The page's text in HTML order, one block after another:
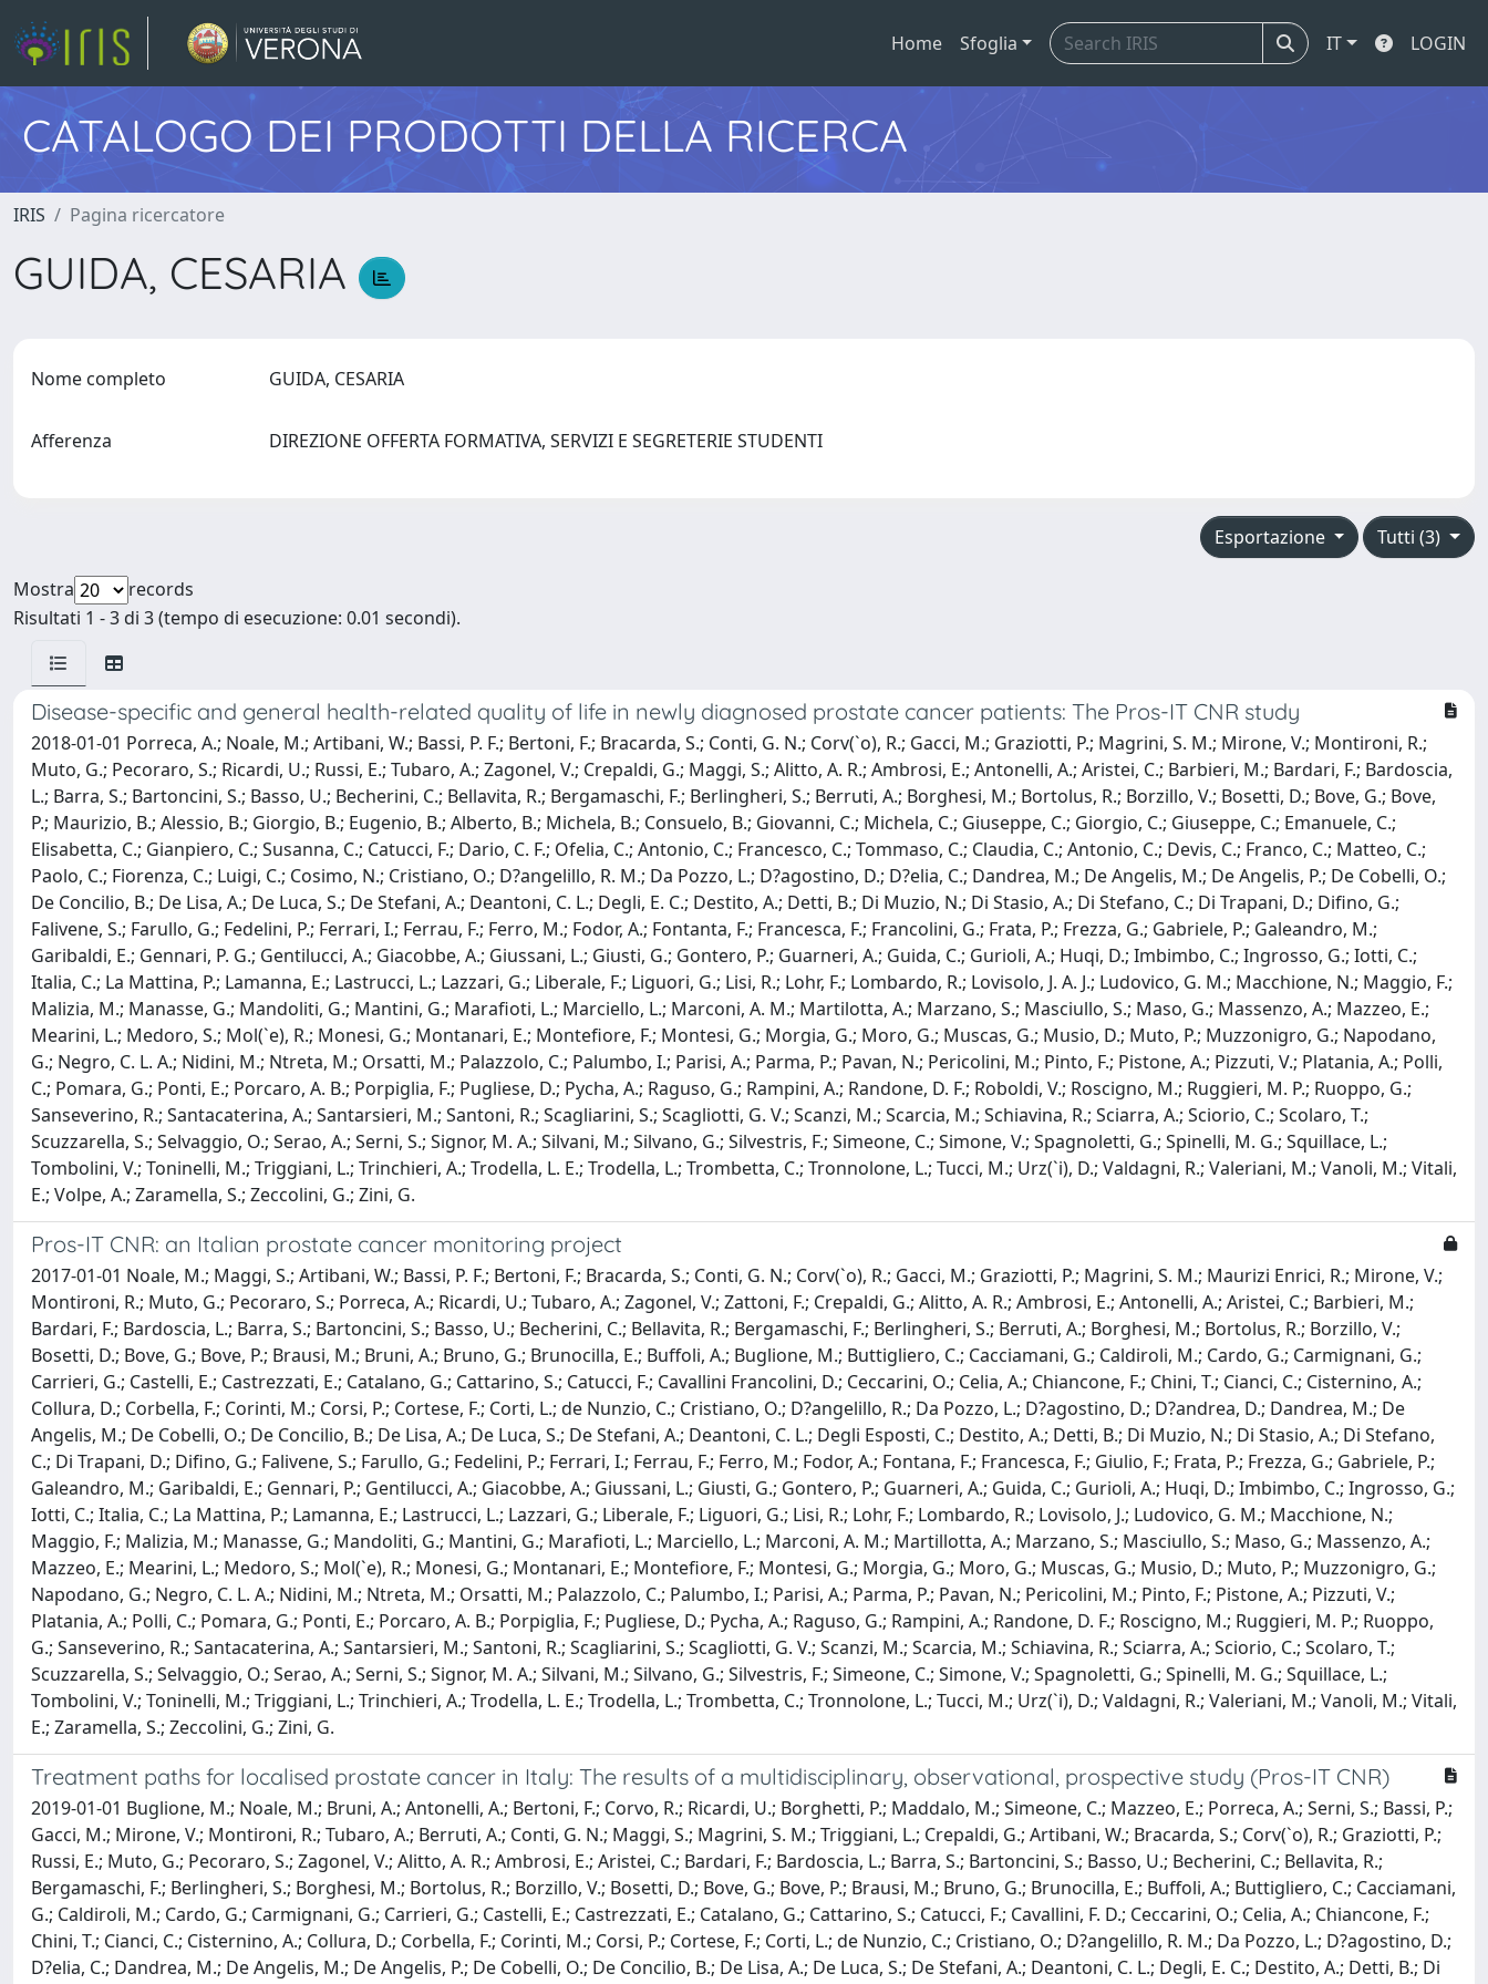
Home Sfoglia IT LOGIN
CATALOGO DEI PRODOTTI DELLA RICERCA
IRIS Pagina ricercatore
GUIDA, CESARIA
Nome completo GUIDA, CESARIA
Afferenza DIREZIONE OFFERTA FORMATIVA, SERVIZI E SEGRETERIE STUDENTI
Tutti (3)
Esportazione
Mostra
records
Risultati 1 - 3 di 3 (tempo di esecuzione: 0.01 secondi).
Disease-specific and general health-related quality of life in newly diagnosed prostate cancer patients: The Pros-IT CNR study
2018-01-01 Porreca, A.; Noale, M.; Artibani, W.; Bassi, P. F.; Bertoni, F.; Bracarda, S.; Conti, G. N.; Corv(`o), R.; Gacci, M.; Graziotti, P.; Magrini, S. M.; Mirone, V.; Montironi, R.;
Muto, G.; Pecoraro, S.; Ricardi, U.; Russi, E.; Tubaro, A.; Zagonel, V.; Crepaldi, G.; Maggi, S.; Alitto, A. R.; Ambrosi, E.; Antonelli, A.; Aristei, C.; Barbieri, M.; Bardari, F.; Bardoscia,
L.; Barra, S.; Bartoncini, S.; Basso, U.; Becherini, C.; Bellavita, R.; Bergamaschi, F.; Berlingheri, S.; Berruti, A.; Borghesi, M.; Bortolus, R.; Borzillo, V.; Bosetti, D.; Bove, G.; Bove,
P.; Maurizio, B.; Alessio, B.; Giorgio, B.; Eugenio, B.; Alberto, B.; Michela, B.; Consuelo, B.; Giovanni, C.; Michela, C.; Giuseppe, C.; Giorgio, C.; Giuseppe, C.; Emanuele, C.;
Elisabetta, C.; Gianpiero, C.; Susanna, C.; Catucci, F.; Dario, C. F.; Ofelia, C.; Antonio, C.; Francesco, C.; Tommaso, C.; Claudia, C.; Antonio, C.; Devis, C.; Franco, C.; Matteo, C.;
Paolo, C.; Fiorenza, C.; Luigi, C.; Cosimo, N.; Cristiano, O.; D?angelillo, R. M.; Da Pozzo, L.; D?agostino, D.; D?elia, C.; Dandrea, M.; De Angelis, M.; De Angelis, P.; De Cobelli, O.;
De Concilio, B.; De Lisa, A.; De Luca, S.; De Stefani, A.; Deantoni, C. L.; Degli, E. C.; Destito, A.; Detti, B.; Di Muzio, N.; Di Stasio, A.; Di Stefano, C.; Di Trapani, D.; Difino, G.;
Falivene, S.; Farullo, G.; Fedelini, P.; Ferrari, I.; Ferrau, F.; Ferro, M.; Fodor, A.; Fontanta, F.; Francesca, F.; Francolini, G.; Frata, P.; Frezza, G.; Gabriele, P.; Galeandro, M.;
Garibaldi, E.; Gennari, P. G.; Gentilucci, A.; Giacobbe, A.; Giussani, L.; Giusti, G.; Gontero, P.; Guarneri, A.; Guida, C.; Gurioli, A.; Huqi, D.; Imbimbo, C.; Ingrosso, G.; Iotti, C.;
Italia, C.; La Mattina, P.; Lamanna, E.; Lastrucci, L.; Lazzari, G.; Liberale, F.; Liguori, G.; Lisi, R.; Lohr, F.; Lombardo, R.; Lovisolo, J. A. J.; Ludovico, G. M.; Macchione, N.; Maggio, F.;
Malizia, M.; Manasse, G.; Mandoliti, G.; Mantini, G.; Marafioti, L.; Marciello, L.; Marconi, A. M.; Martilotta, A.; Marzano, S.; Masciullo, S.; Maso, G.; Massenzo, A.; Mazzeo, E.;
Mearini, L.; Medoro, S.; Mol(`e), R.; Monesi, G.; Montanari, E.; Montefiore, F.; Montesi, G.; Morgia, G.; Moro, G.; Muscas, G.; Musio, D.; Muto, P.; Muzzonigro, G.; Napodano,
G.; Negro, C. L. A.; Nidini, M.; Ntreta, M.; Orsatti, M.; Palazzolo, C.; Palumbo, I.; Parisi, A.; Parma, P.; Pavan, N.; Pericolini, M.; Pinto, F.; Pistone, A.; Pizzuti, V.; Platania, A.; Polli,
C.; Pomara, G.; Ponti, E.; Porcaro, A. B.; Porpiglia, F.; Pugliese, D.; Pycha, A.; Raguso, G.; Rampini, A.; Randone, D. F.; Roboldi, V.; Roscigno, M.; Ruggieri, M. P.; Ruoppo, G.;
Sanseverino, R.; Santacaterina, A.; Santarsieri, M.; Santoni, R.; Scagliarini, S.; Scagliotti, G. V.; Scanzi, M.; Scarcia, M.; Schiavina, R.; Sciarra, A.; Sciorio, C.; Scolaro, T.;
Scuzzarella, S.; Selvaggio, O.; Serao, A.; Serni, S.; Signor, M. A.; Silvani, M.; Silvano, G.; Silvestris, F.; Simeone, C.; Simone, V.; Spagnoletti, G.; Spinelli, M. G.; Squillace, L.;
Tombolini, V.; Toninelli, M.; Triggiani, L.; Trinchieri, A.; Trodella, L. E.; Trodella, L.; Trombetta, C.; Tronnolone, L.; Tucci, M.; Urz(`i), D.; Valdagni, R.; Valeriani, M.; Vanoli, M.; Vitali,
E.; Volpe, A.; Zaramella, S.; Zeccolini, G.; Zini, G.
Pros-IT CNR: an Italian prostate cancer monitoring project
2017-01-01 Noale, M.; Maggi, S.; Artibani, W.; Bassi, P. F.; Bertoni, F.; Bracarda, S.; Conti, G. N.; Corv(`o), R.; Gacci, M.; Graziotti, P.; Magrini, S. M.; Maurizi Enrici, R.; Mirone, V.;
Montironi, R.; Muto, G.; Pecoraro, S.; Porreca, A.; Ricardi, U.; Tubaro, A.; Zagonel, V.; Zattoni, F.; Crepaldi, G.; Alitto, A. R.; Ambrosi, E.; Antonelli, A.; Aristei, C.; Barbieri, M.;
Bardari, F.; Bardoscia, L.; Barra, S.; Bartoncini, S.; Basso, U.; Becherini, C.; Bellavita, R.; Bergamaschi, F.; Berlingheri, S.; Berruti, A.; Borghesi, M.; Bortolus, R.; Borzillo, V.;
Bosetti, D.; Bove, G.; Bove, P.; Brausi, M.; Bruni, A.; Bruno, G.; Brunocilla, E.; Buffoli, A.; Buglione, M.; Buttigliero, C.; Cacciamani, G.; Caldiroli, M.; Cardo, G.; Carmignani, G.;
Carrieri, G.; Castelli, E.; Castrezzati, E.; Catalano, G.; Cattarino, S.; Catucci, F.; Cavallini Francolini, D.; Ceccarini, O.; Celia, A.; Chiancone, F.; Chini, T.; Cianci, C.; Cisternino, A.;
Collura, D.; Corbella, F.; Corinti, M.; Corsi, P.; Cortese, F.; Corti, L.; de Nunzio, C.; Cristiano, O.; D?angelillo, R.; Da Pozzo, L.; D?agostino, D.; D?andrea, D.; Dandrea, M.; De
Angelis, M.; De Cobelli, O.; De Concilio, B.; De Lisa, A.; De Luca, S.; De Stefani, A.; Deantoni, C. L.; Degli Esposti, C.; Destito, A.; Detti, B.; Di Muzio, N.; Di Stasio, A.; Di Stefano,
C.; Di Trapani, D.; Difino, G.; Falivene, S.; Farullo, G.; Fedelini, P.; Ferrari, I.; Ferrau, F.; Ferro, M.; Fodor, A.; Fontana, F.; Francesca, F.; Giulio, F.; Frata, P.; Frezza, G.; Gabriele, P.;
Galeandro, M.; Garibaldi, E.; Gennari, P.; Gentilucci, A.; Giacobbe, A.; Giussani, L.; Giusti, G.; Gontero, P.; Guarneri, A.; Guida, C.; Gurioli, A.; Huqi, D.; Imbimbo, C.; Ingrosso, G.;
Iotti, C.; Italia, C.; La Mattina, P.; Lamanna, E.; Lastrucci, L.; Lazzari, G.; Liberale, F.; Liguori, G.; Lisi, R.; Lohr, F.; Lombardo, R.; Lovisolo, J.; Ludovico, G. M.; Macchione, N.;
Maggio, F.; Malizia, M.; Manasse, G.; Mandoliti, G.; Mantini, G.; Marafioti, L.; Marciello, L.; Marconi, A. M.; Martillotta, A.; Marzano, S.; Masciullo, S.; Maso, G.; Massenzo, A.;
Mazzeo, E.; Mearini, L.; Medoro, S.; Mol(`e), R.; Monesi, G.; Montanari, E.; Montefiore, F.; Montesi, G.; Morgia, G.; Moro, G.; Muscas, G.; Musio, D.; Muto, P.; Muzzonigro, G.;
Napodano, G.; Negro, C. L. A.; Nidini, M.; Ntreta, M.; Orsatti, M.; Palazzolo, C.; Palumbo, I.; Parisi, A.; Parma, P.; Pavan, N.; Pericolini, M.; Pinto, F.; Pistone, A.; Pizzuti, V.;
Platania, A.; Polli, C.; Pomara, G.; Ponti, E.; Porcaro, A. B.; Porpiglia, F.; Pugliese, D.; Pycha, A.; Raguso, G.; Rampini, A.; Randone, D. F.; Roscigno, M.; Ruggieri, M. P.; Ruoppo,
G.; Sanseverino, R.; Santacaterina, A.; Santarsieri, M.; Santoni, R.; Scagliarini, S.; Scagliotti, G. V.; Scanzi, M.; Scarcia, M.; Schiavina, R.; Sciarra, A.; Sciorio, C.; Scolaro, T.;
Scuzzarella, S.; Selvaggio, O.; Serao, A.; Serni, S.; Signor, M. A.; Silvani, M.; Silvano, G.; Silvestris, F.; Simeone, C.; Simone, V.; Spagnoletti, G.; Spinelli, M. G.; Squillace, L.;
Tombolini, V.; Toninelli, M.; Triggiani, L.; Trinchieri, A.; Trodella, L. E.; Trodella, L.; Trombetta, C.; Tronnolone, L.; Tucci, M.; Urz(`i), D.; Valdagni, R.; Valeriani, M.; Vanoli, M.; Vitali,
E.; Zaramella, S.; Zeccolini, G.; Zini, G.
Treatment paths for localised prostate cancer in Italy: The results of a multidisciplinary, observational, prospective study (Pros-IT CNR)
2019-01-01 Buglione, M.; Noale, M.; Bruni, A.; Antonelli, A.; Bertoni, F.; Corvo, R.; Ricardi, U.; Borghetti, P.; Maddalo, M.; Simeone, C.; Mazzeo, E.; Porreca, A.; Serni, S.; Bassi, P.;
Gacci, M.; Mirone, V.; Montironi, R.; Tubaro, A.; Berruti, A.; Conti, G. N.; Maggi, S.; Magrini, S. M.; Triggiani, L.; Crepaldi, G.; Artibani, W.; Bracarda, S.; Corv(`o), R.; Graziotti, P.;
Russi, E.; Muto, G.; Pecoraro, S.; Zagonel, V.; Alitto, A. R.; Ambrosi, E.; Aristei, C.; Bardari, F.; Bardoscia, L.; Barra, S.; Bartoncini, S.; Basso, U.; Becherini, C.; Bellavita, R.;
Bergamaschi, F.; Berlingheri, S.; Borghesi, M.; Bortolus, R.; Borzillo, V.; Bosetti, D.; Bove, G.; Bove, P.; Brausi, M.; Bruno, G.; Brunocilla, E.; Buffoli, A.; Buttigliero, C.; Cacciamani,
G.; Caldiroli, M.; Cardo, G.; Carmignani, G.; Carrieri, G.; Castelli, E.; Castrezzati, E.; Catalano, G.; Cattarino, S.; Catucci, F.; Cavallini, F. D.; Ceccarini, O.; Celia, A.; Chiancone, F.;
Chini, T.; Cianci, C.; Cisternino, A.; Collura, D.; Corbella, F.; Corinti, M.; Corsi, P.; Cortese, F.; Corti, L.; de Nunzio, C.; Cristiano, O.; D?angelillo, R. M.; Da Pozzo, L.; D?agostino, D.;
D?elia, C.; Dandrea, M.; De Angelis, M.; De Angelis, P.; De Cobelli, O.; De Concilio, B.; De Lisa, A.; De Luca, S.; De Stefani, A.; Deantoni, C. L.; Degli, E. C.; Destito, A.; Detti, B.; Di